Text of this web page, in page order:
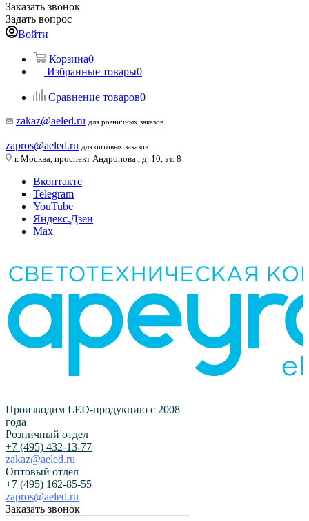
Заказать звонок
Задать вопрос
Войти
Корзина0
Избранные товары0
Сравнение товаров0
zakaz@aeled.ru для розничных заказов
zapros@aeled.ru для оптовых заказов
г. Москва, проспект Андропова., д. 10, эт. 8
Вконтакте
Telegram
YouTube
Яндекс.Дзен
Max
Производим LED-продукцию с 2008
года
Розничный отдел
+7 (495) 432-13-77
zakaz@aeled.ru
Оптовый отдел
+7 (495) 162-85-55
zapros@aeled.ru
Заказать звонок